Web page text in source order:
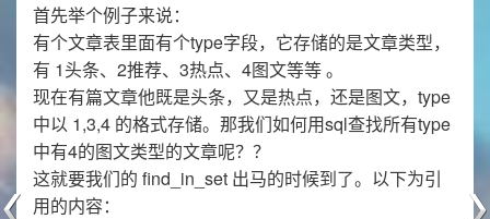
首先举个例子来说：
有个文章表里面有个type字段，它存储的是文章类型，
有 1头条、2推荐、3热点、4图文等等 。
现在有篇文章他既是头条，又是热点，还是图文，type
中以 1,3,4 的格式存储。那我们如何用sql查找所有type
中有4的图文类型的文章呢？？
这就要我们的 find_in_set 出马的时候到了。以下为引
用的内容：